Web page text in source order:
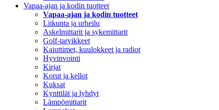
Vapaa-ajan ja kodin tuotteet
Vapaa-ajan ja kodin tuotteet
Liikunta ja urheilu
Askelmittarit ja sykemittarit
Golf-tarvikkeet
Kaiuttimet, kuulokkeet ja radiot
Hyvinvointi
Kirjat
Korut ja kellot
Kuksat
Kynttilät ja lyhdyt
Lämpömittarit